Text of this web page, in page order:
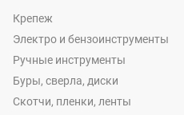
Крепеж
Электро и бензоинструменты
Ручные инструменты
Буры, сверла, диски
Скотчи, пленки, ленты